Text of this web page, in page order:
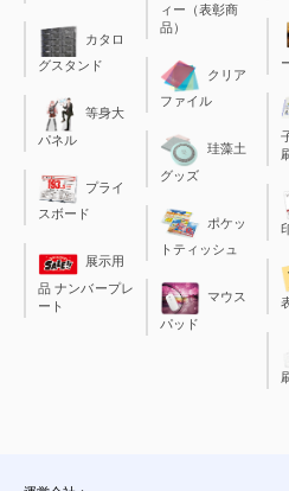
カタロ
グスタンド
等身大
パネル
プライ
スボード
展示用
品 ナンバープレ
ート
ィー（表彰商
品）
クリア
ファイル
珪藻土
グッズ
ポケッ
トティッシュ
マウス
パッド